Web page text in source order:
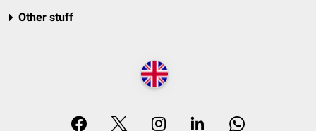
Other stuff